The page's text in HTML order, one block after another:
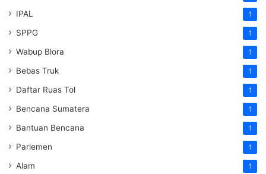
IPAL 1
SPPG 1
Wabup Blora 1
Bebas Truk 1
Daftar Ruas Tol 1
Bencana Sumatera 1
Bantuan Bencana 1
Parlemen 1
Alam 1